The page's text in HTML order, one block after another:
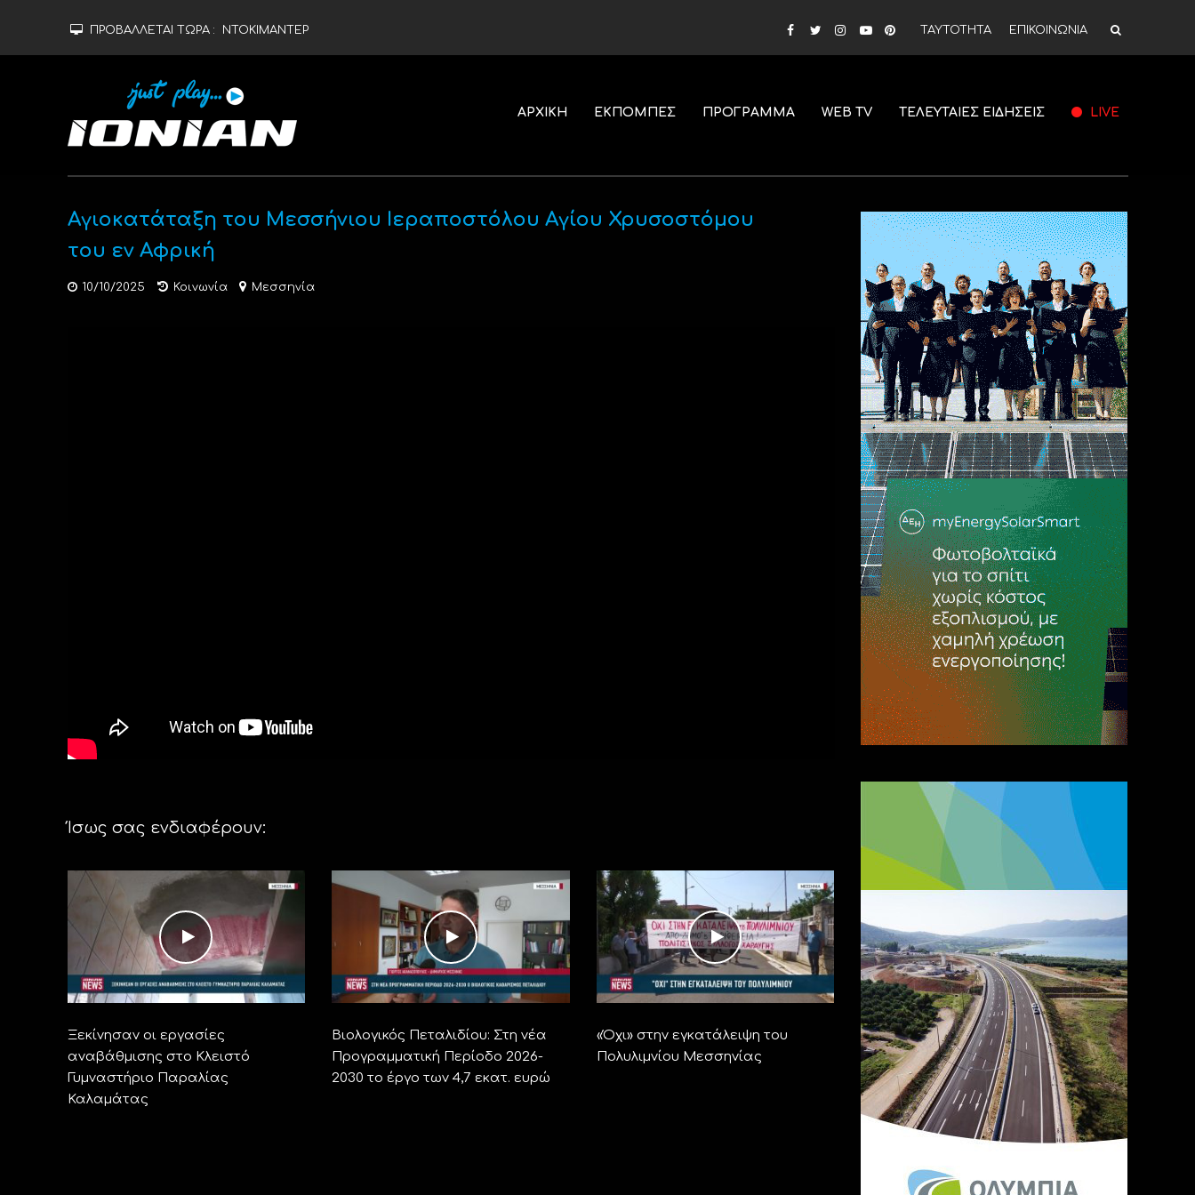
ΠΡΟΒΑΛΛΕΤΑΙ ΤΩΡΑ : ΝΤΟΚΙΜΑΝΤΕΡ ΤΑΥΤΟΤΗΤΑ ΕΠΙΚΟΙΝΩΝΙΑ
ΑΡΧΙΚΗ ΕΚΠΟΜΠΕΣ ΠΡΟΓΡΑΜΜΑ WEB TV ΤΕΛΕΥΤΑΙΕΣ ΕΙΔΗΣΕΙΣ LIVE
Αγιοκατάταξη του Μεσσήνιου Ιεραποστόλου Αγίου Χρυσοστόμου
του εν Αφρική
10/10/2025 Κοινωνία Μεσσηνία
Ίσως σας ενδιαφέρουν:
Ξεκίνησαν οι εργασίες
αναβάθμισης στο Κλειστό
Γυμναστήριο Παραλίας
Καλαμάτας
Βιολογικός Πεταλιδίου: Στη νέα
Προγραμματική Περίοδο 2026-
2030 το έργο των 4,7 εκατ. ευρώ
«Όχι» στην εγκατάλειψη του
Πολυλιμνίου Μεσσηνίας